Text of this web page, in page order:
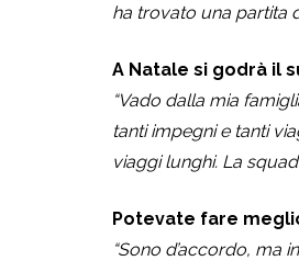
ha trovato una partita
A Natale si godrà il
“Vado dalla mia
tanti impegni e tanti
viaggi lunghi. La
Potevate fare
“Sono d’accordo,